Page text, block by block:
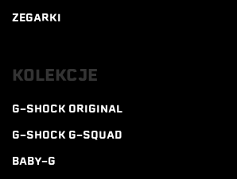
ZEGARKI
KOLEKCJE
G-SHOCK ORIGINAL
G-SHOCK G-SQUAD
BABY-G